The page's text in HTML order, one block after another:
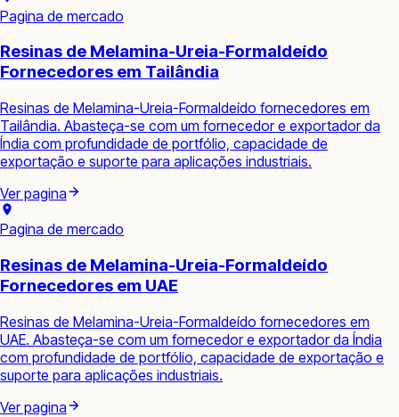
Pagina de mercado
Resinas de Melamina-Ureia-Formaldeído
Fornecedores em Tailândia
Resinas de Melamina-Ureia-Formaldeído fornecedores em
Tailândia. Abasteça-se com um fornecedor e exportador da
Índia com profundidade de portfólio, capacidade de
exportação e suporte para aplicações industriais.
Ver pagina
Pagina de mercado
Resinas de Melamina-Ureia-Formaldeído
Fornecedores em UAE
Resinas de Melamina-Ureia-Formaldeído fornecedores em
UAE. Abasteça-se com um fornecedor e exportador da Índia
com profundidade de portfólio, capacidade de exportação e
suporte para aplicações industriais.
Ver pagina